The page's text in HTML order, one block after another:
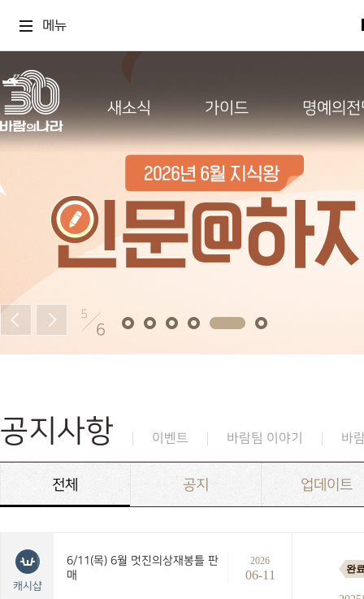
메뉴
새소식 가이드 명예의
5
6
공지사항 이벤트 바람팀 이야기 바
전체 공지 업데이트
캐시샵
6/11(목) 6월 멋진의상재봉틀 판
매
2026
06-11 완